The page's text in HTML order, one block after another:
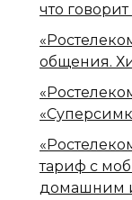
что говорит
общения.
тариф с
домашним